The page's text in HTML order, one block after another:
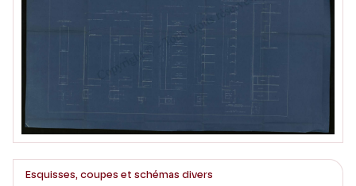
Esquisses, coupes et schémas divers